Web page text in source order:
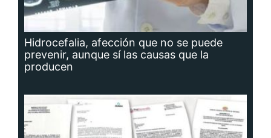
Hidrocefalia, afección que no se puede
prevenir, aunque sí las causas que la
producen